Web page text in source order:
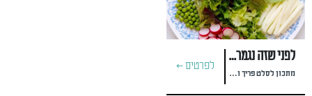
לפני שזה נגמר: האפונות הכי טריות עכשיו
מתכון לסלט פריך ורענן של #talmeiri_keto
לפרטים >